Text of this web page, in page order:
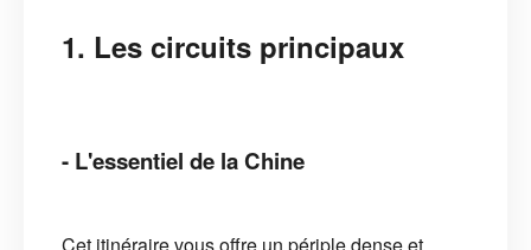
1. Les circuits principaux
- L'essentiel de la Chine
Cet itinéraire vous offre un périple dense et